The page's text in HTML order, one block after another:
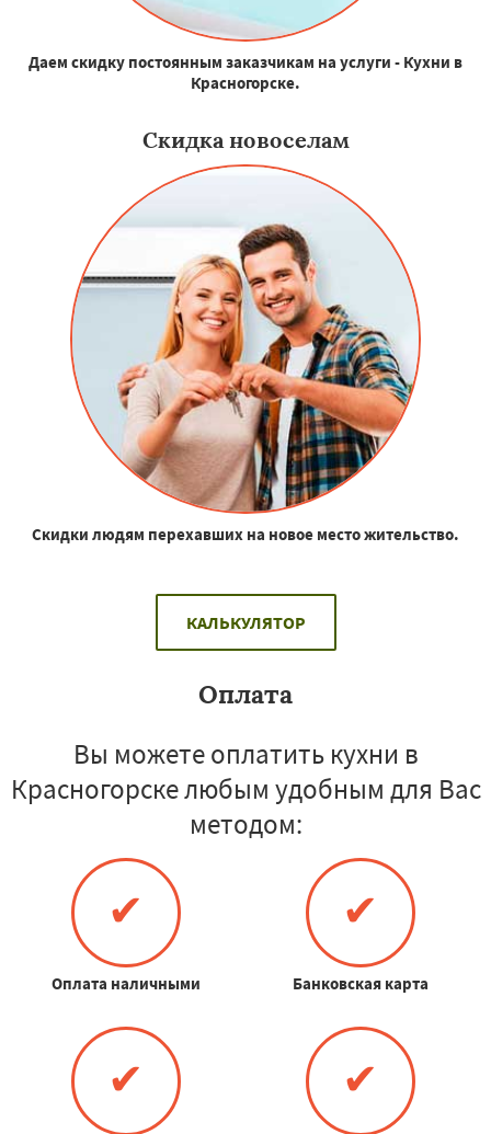
Даем скидку постоянным заказчикам на услуги - Кухни в
Красногорске.
Скидка новоселам
Скидки людям перехавших на новое место жительство.
КАЛЬКУЛЯТОР
Оплата
Вы можете оплатить кухни в
Красногорске любым удобным для Вас
методом:
✔
Оплата наличными
✔
Банковская карта
✔ ✔